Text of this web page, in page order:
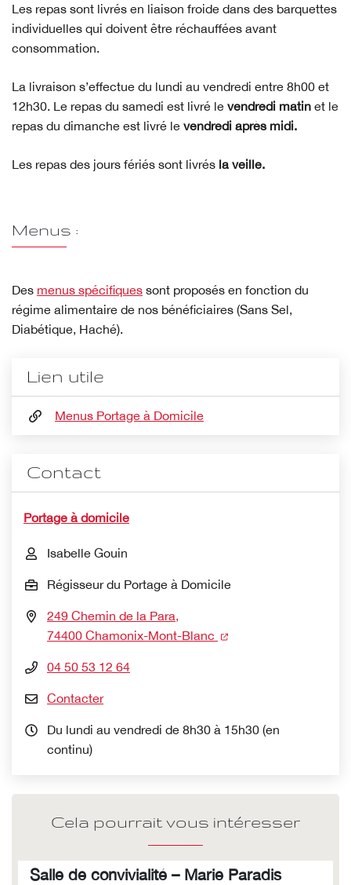
Les repas sont livrés en liaison froide dans des barquettes
individuelles qui doivent être réchauffées avant
consommation.
La livraison s’effectue du lundi au vendredi entre 8h00 et
12h30. Le repas du samedi est livré le vendredi matin et le
repas du dimanche est livré le vendredi après midi.
Les repas des jours fériés sont livrés la veille.
Menus :
Des menus spécifiques sont proposés en fonction du
régime alimentaire de nos bénéficiaires (Sans Sel,
Diabétique, Haché).
Lien utile
Menus Portage à Domicile
Contact
Portage à domicile
Isabelle Gouin
Régisseur du Portage à Domicile
249 Chemin de la Para,
74400 Chamonix-Mont-Blanc
(nouvelle fenêtre)
04 50 53 12 64
Contacter
Du lundi au vendredi de 8h30 à 15h30 (en
continu)
Cela pourrait vous intéresser
Salle de convivialité – Marie Paradis